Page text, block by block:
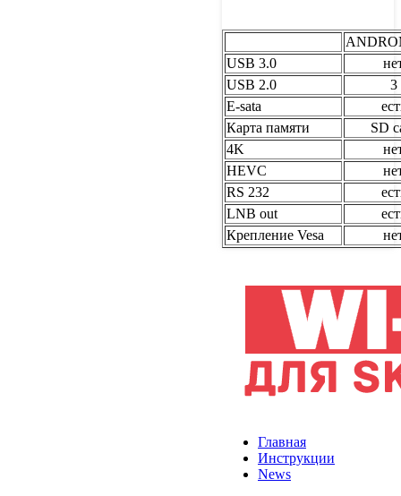
USB 3.0
USB 2.0
3
E-sata
Карта памяти
SD
4K
HEVC
RS 232
LNB out
Крепление Vesa
Главная
Инструкции
News